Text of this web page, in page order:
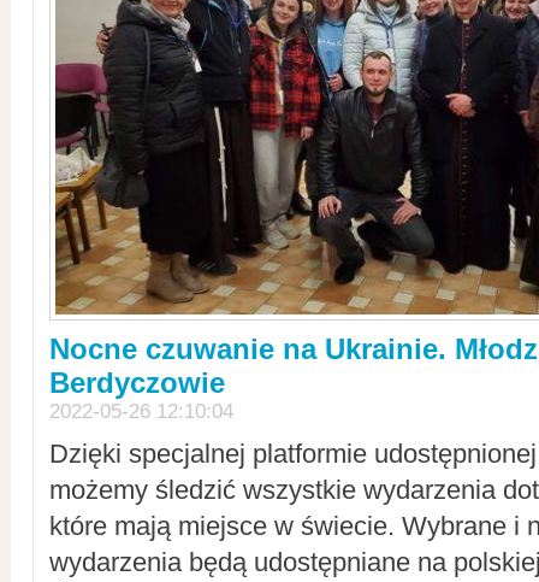
Nocne czuwanie na Ukrainie.
Berdyczowie
2022-05-26 12:10:04
Dzięki specjalnej platformie
możemy śledzić wszystkie wydarzenia
które mają miejsce w świecie. Wybrane i
wydarzenia będą udostępniane na